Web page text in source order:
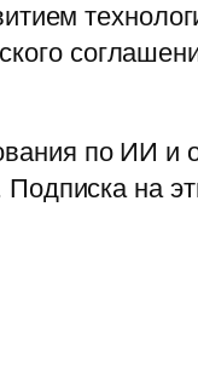
по ИИ и
на